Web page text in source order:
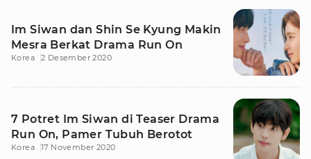
Im Siwan dan Shin Se Kyung Makin
Mesra Berkat Drama Run On
Korea 2 Desember 2020
7 Potret Im Siwan di Teaser Drama
Run On, Pamer Tubuh Berotot
Korea 17 November 2020